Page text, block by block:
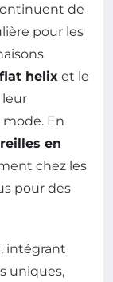
de
pour les
flat helix et le
En
en
chez les
pour des
intégrant
uniques,